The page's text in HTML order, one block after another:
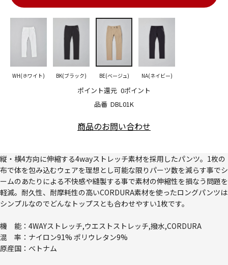
品番 DBL01K
ポイント還元 0ポイント
WH(ホワイト) BK(ブラック) BE(ベージュ) NA(ネイビー)
商品のお問い合わせ
縦・横4方向に伸縮する4wayストレッチ素材を採用したパンツ。1枚の
布で体を包み込むウェアを理想とし可能な限りパーツ数を減らす事でシ
ームのあたりによる不快感や縫製する事で素材の伸縮性を損なう問題を
軽減。耐久性、耐摩耗性の高いCORDURA素材を使ったロングパンツは
シンプルなのでどんなトップスとも合わせやすい1枚です。
機 能：4WAYストレッチ,ウエストストレッチ,撥水,CORDURA
混 率：ナイロン91% ポリウレタン9%
原産国：ベトナム